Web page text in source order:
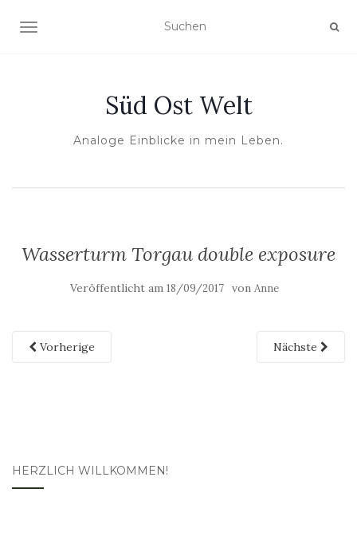
NAVIGATION UMSCHALTEN
Süd Ost Welt
Analoge Einblicke in mein Leben.
Wasserturm Torgau double exposure
Veröffentlicht am 18/09/2017 von Anne
Vorherige Nächste
HERZLICH WILLKOMMEN!